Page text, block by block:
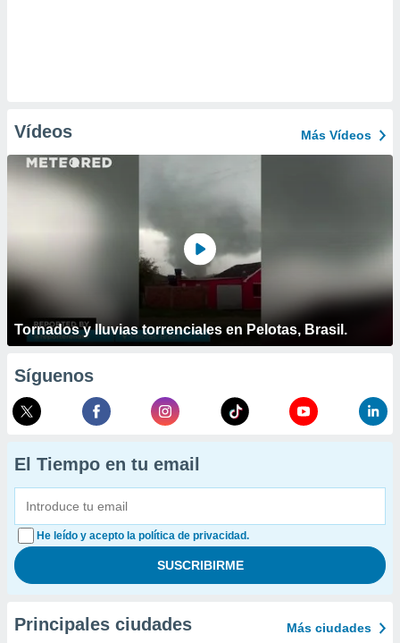
Vídeos Más Vídeos
Tornados y lluvias torrenciales en Pelotas, Brasil.
Síguenos
El Tiempo en tu email
He leído y acepto la política de privacidad.
Principales ciudades Más ciudades